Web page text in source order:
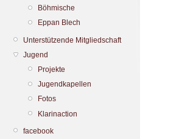
Böhmische
Eppan Blech
Unterstützende Mitgliedschaft
Jugend
Projekte
Jugendkapellen
Fotos
Klarinaction
facebook